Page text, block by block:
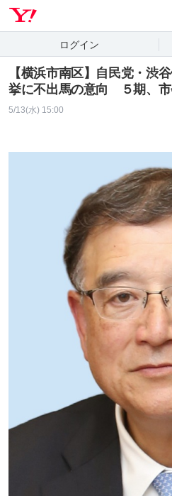
ログイン
【横浜市南区】自民党・渋
挙に不出馬の意向 ５期、
5/13(水) 15:00